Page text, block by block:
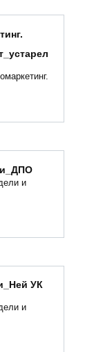
и
УК
и